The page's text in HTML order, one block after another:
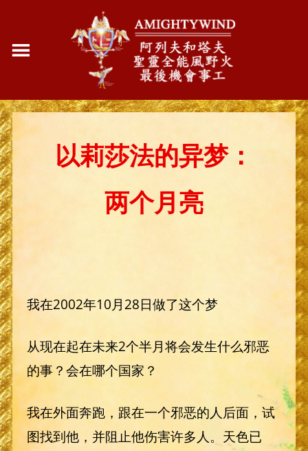
以莉莎法的异梦：
两个月亮
我在2002年10月28日做了这个梦
从现在起在未来2个半月将会发生什么邪恶
的事？会在哪个国家？
我在外面奔跑，跟在一个邪恶的人后面，试
图找到他，并阻止他伤害许多人。天色已